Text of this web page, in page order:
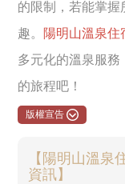
的限制，若能掌握
趣。 陽明山溫泉住
多元化的溫泉服務
的旅程吧！
版權宣告
【陽明山溫泉
資訊】